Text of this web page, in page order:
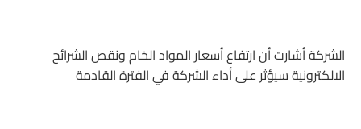
الشركة أشارت أن ارتفاع أسعار المواد الخام ونقص الشرائح
الالكترونية سيؤثر على أداء الشركة في الفترة القادمة